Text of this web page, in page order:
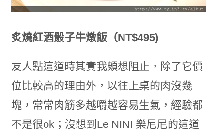
炙燒紅酒骰子牛燉飯（NT$495)
友人點這道時其實我頗想阻止，除了它價
位比較高的理由外，以往上桌的肉沒幾
塊，常常肉筋多越嚼越容易生氣，經驗都
不是很ok；沒想到Le NINI 樂尼尼的這道